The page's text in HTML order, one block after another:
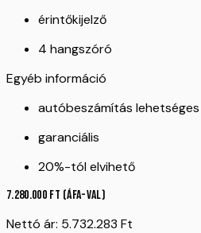
érintőkijelző
4 hangszóró
Egyéb információ
autóbeszámítás lehetséges
garanciális
20%-tól elvihető
7.280.000Ft (ÁFA-val)
Nettó ár: 5.732.283 Ft